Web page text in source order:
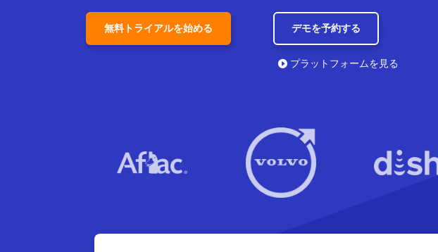
無料トライアルを始める デモを予約する
プラットフォームを見る